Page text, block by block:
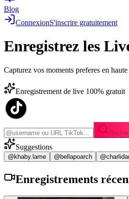
Blog
ConnexionS'inscrire gratuitement
Enregistrez les
Capturez vos moments preferes en
Enregistrement de live 100% gratuit
Suggestions
@khaby.lame @bellapoarch
Enregistrements